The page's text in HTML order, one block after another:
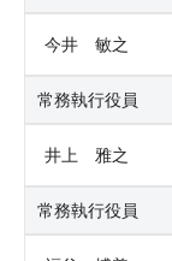
今井 敏之
常務執行役員
井上 雅之
常務執行役員